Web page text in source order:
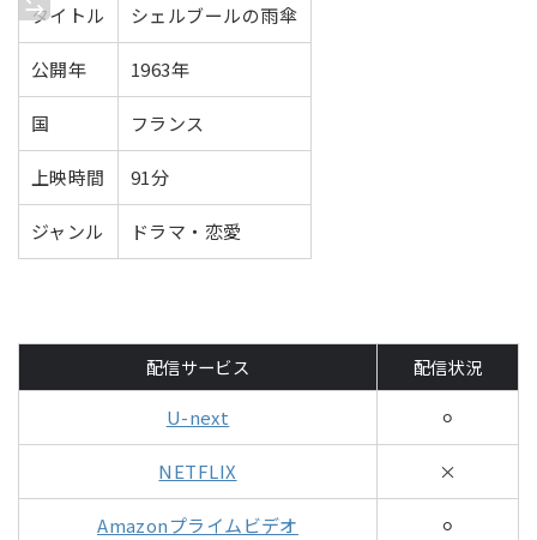
タイトル シェルブールの雨傘
公開年 1963年
国 フランス
上映時間 91分
ジャンル ドラマ・恋愛
配信サービス
配信状況
U-next
⚪︎
NETFLIX ×
Amazonプライムビデオ ⚪︎